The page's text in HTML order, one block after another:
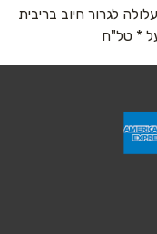
לגרור חיוב בריבית
* טל"ח